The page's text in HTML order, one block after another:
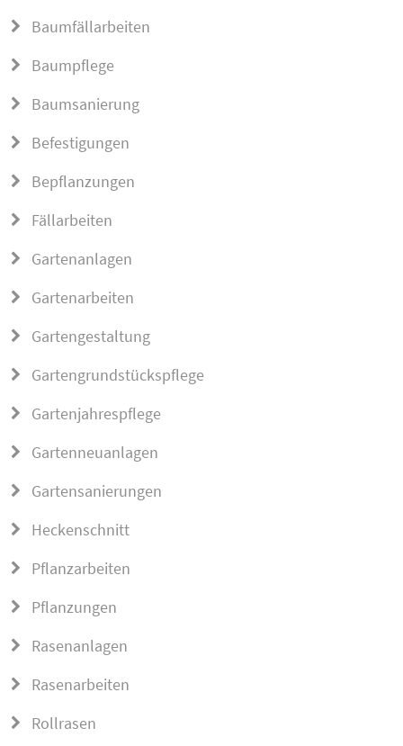
Baumfällarbeiten
Baumpflege
Baumsanierung
Befestigungen
Bepflanzungen
Fällarbeiten
Gartenanlagen
Gartenarbeiten
Gartengestaltung
Gartengrundstückspflege
Gartenjahrespflege
Gartenneuanlagen
Gartensanierungen
Heckenschnitt
Pflanzarbeiten
Pflanzungen
Rasenanlagen
Rasenarbeiten
Rollrasen